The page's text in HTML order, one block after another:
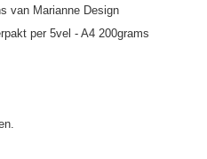
van Marianne Design
per 5vel - A4 200grams